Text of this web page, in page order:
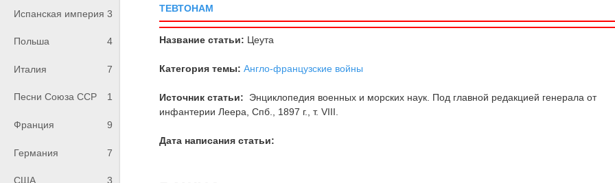
Испанская империя 3
Польша 4
Италия 7
Песни Союза ССР 1
Франция 9
Германия 7
США 3
ТЕВТОНАМ
Название статьи: Цеута
Категория темы: Англо-французские войны
Источник статьи:
Энциклопедия военных и морских наук. Под главной редакцией генерала от
инфантерии Леера, Спб., 1897 г., т. VIII.
Дата написания статьи: